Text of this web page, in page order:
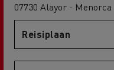
07730 Alayor - Menorca
Reisiplaan